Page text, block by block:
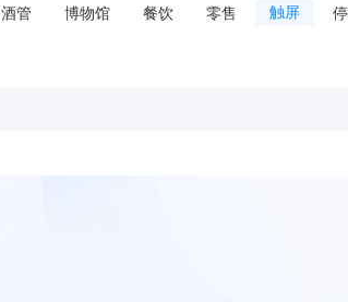
酒管 博物馆 餐饮 零售 触屏